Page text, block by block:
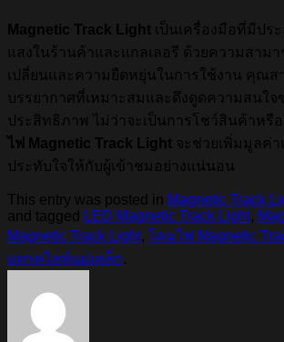
Magnetic Track Light เป็นเครื่องมือที่มีปร
แสงในร้านค้าและแกลเลอรี ด้วยความสาม
เปลี่ยนและความยืดหยุ่นในการใช้งาน คุณส
บรรยากาศที่เหมาะสมและดึงดูดความสนใจ
ประสิทธิภาพ ไม่ว่าจะเป็นการโชว์สินค้าหรื
ไฟ Magnetic Track Light จะช่วยเพิ่มมูลค่
ประทับใจให้กับผู้เข้าชมอย่างแน่นอน
This entry was posted in Magnetic Track
and tagged
LED Magnetic Track Light,
Magnetic Track Light, โคมไฟ Magnetic
แทรคไลท์แม่เหล็ก.